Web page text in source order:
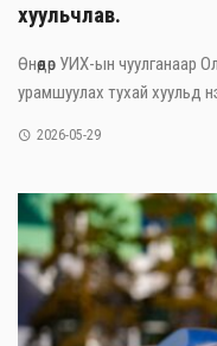
хуульчлав.
Өнөөдөр УИХ-ын чуулганаар
урамшуулах тухай хуульд
2026-05-29